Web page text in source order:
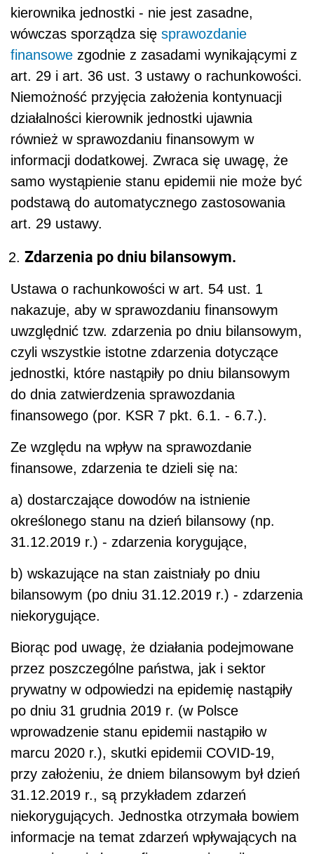
kierownika jednostki - nie jest zasadne,
wówczas sporządza się sprawozdanie
finansowe zgodnie z zasadami wynikającymi z
art. 29 i art. 36 ust. 3 ustawy o rachunkowości.
Niemożność przyjęcia założenia kontynuacji
działalności kierownik jednostki ujawnia
również w sprawozdaniu finansowym w
informacji dodatkowej. Zwraca się uwagę, że
samo wystąpienie stanu epidemii nie może być
podstawą do automatycznego zastosowania
art. 29 ustawy.
Zdarzenia po dniu bilansowym.
Ustawa o rachunkowości w art. 54 ust. 1
nakazuje, aby w sprawozdaniu finansowym
uwzględnić tzw. zdarzenia po dniu bilansowym,
czyli wszystkie istotne zdarzenia dotyczące
jednostki, które nastąpiły po dniu bilansowym
do dnia zatwierdzenia sprawozdania
finansowego (por. KSR 7 pkt. 6.1. - 6.7.).
Ze względu na wpływ na sprawozdanie
finansowe, zdarzenia te dzieli się na:
a) dostarczające dowodów na istnienie
określonego stanu na dzień bilansowy (np.
31.12.2019 r.) - zdarzenia korygujące,
b) wskazujące na stan zaistniały po dniu
bilansowym (po dniu 31.12.2019 r.) - zdarzenia
niekorygujące.
Biorąc pod uwagę, że działania podejmowane
przez poszczególne państwa, jak i sektor
prywatny w odpowiedzi na epidemię nastąpiły
po dniu 31 grudnia 2019 r. (w Polsce
wprowadzenie stanu epidemii nastąpiło w
marcu 2020 r.), skutki epidemii COVID-19,
przy założeniu, że dniem bilansowym był dzień
31.12.2019 r., są przykładem zdarzeń
niekorygujących. Jednostka otrzymała bowiem
informacje na temat zdarzeń wpływających na